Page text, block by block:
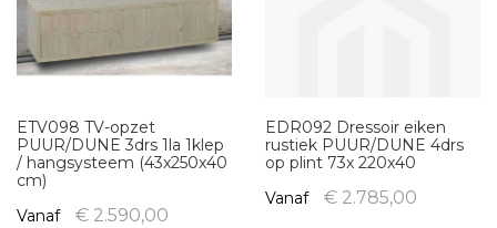
ETV098 TV-opzet
PUUR/DUNE 3drs 1la 1klep
/ hangsysteem (43x250x40
cm)
Vanaf
€ 2.590,00
EDR092 Dressoir eiken
rustiek PUUR/DUNE 4drs
op plint 73x 220x40
Vanaf
€ 2.785,00